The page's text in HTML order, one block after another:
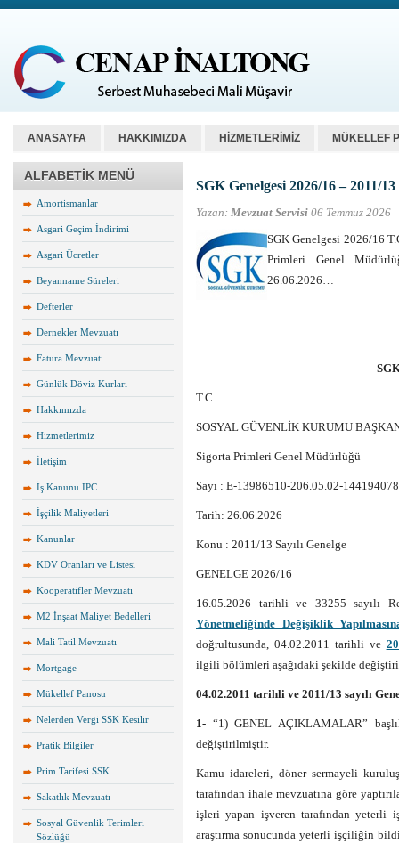
ANASAYFA HAKKIMIZDA HİZMETLERİMİZ MÜKELLEF
ALFABETİK MENÜ
Amortismanlar
Asgari Geçim İndirimi
Asgari Ücretler
Beyanname Süreleri
Defterler
Dernekler Mevzuatı
Fatura Mevzuatı
Günlük Döviz Kurları
Hakkımızda
Hizmetlerimiz
İletişim
İş Kanunu IPC
İşçilik Maliyetleri
Kanunlar
KDV Oranları ve Listesi
Kooperatifler Mevzuatı
M2 İnşaat Maliyet Bedelleri
Mali Tatil Mevzuatı
Mortgage
Mükellef Panosu
Nelerden Vergi SSK Kesilir
Pratik Bilgiler
Prim Tarifesi SSK
Sakatlık Mevzuatı
Sosyal Güvenlik Terimleri
Sözlüğü
SGK Genelgesi 2026/16 – 2011/13
Yazan: Mevzuat Servisi 06 Temmuz 2026
SGK Genelgesi 2026/16
Primleri Genel
26.06.2026…
T.C.
SOSYAL GÜVENLİK KURUMU
Sigorta Primleri Genel Müdürlüğü
Sayı : E-13986510-206.05.02-144194078
Tarih: 26.06.2026
Konu : 2011/13 Sayılı Genelge
GENELGE 2026/16
16.05.2026 tarihli ve 33255 sayılı
Yönetmeliğinde Değişiklik
doğrultusunda, 04.02.2011 tarihli ve
ilgili bölümleri aşağıdaki şekilde
04.02.2011 tarihli ve 2011/13 sayılı
1- “1) GENEL AÇIKLAMALAR”
değiştirilmiştir.
Kamu idareleri, döner sermayeli
tarafından ihale mevzuatına göre
işleri yapan işveren tarafından yeterli
araştırma sonucunda yeterli işçiliğin